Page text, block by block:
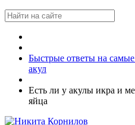
Быстрые ответы на
акул
Есть ли у акулы икра и
яйца